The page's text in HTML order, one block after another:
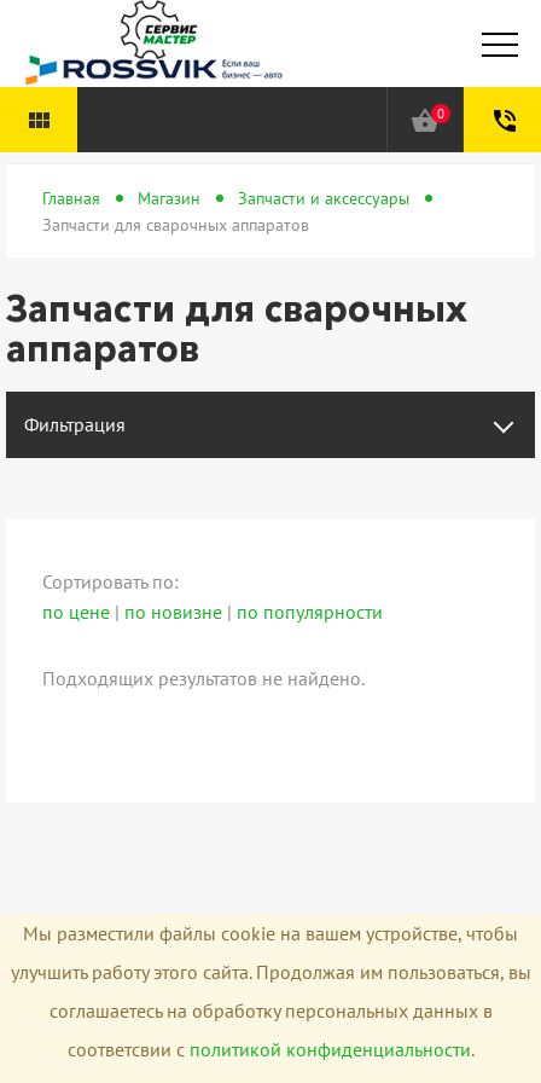
shopping_basket0 phone_in_talk
Главная Магазин
Запчасти и аксессуары
Запчасти для сварочных аппаратов
Запчасти для сварочных
аппаратов
view_module
Фильтрация
Сортировать по:
по цене | по новизне | по популярности
Подходящих результатов не найдено.
Мы разместили файлы cookie на вашем устройстве, чтобы
улучшить работу этого сайта. Продолжая им пользоваться, вы
соглашаетесь на обработку персональных данных в
соответсвии с политикой конфиденциальности.